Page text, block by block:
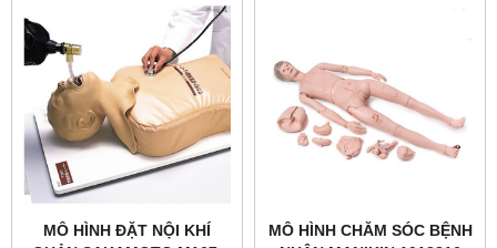
MÔ HÌNH ĐẶT NỘI KHÍ
MÔ HÌNH CHĂM SÓC BỆNH